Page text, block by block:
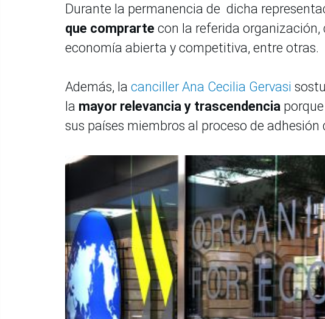
Durante la permanencia de dicha
que comprarte con la referida
economía abierta y competitiva, entre otras.
Además, la canciller Ana Cecilia Gervasi
la mayor relevancia y trascendencia
sus países miembros al proceso de adhesión